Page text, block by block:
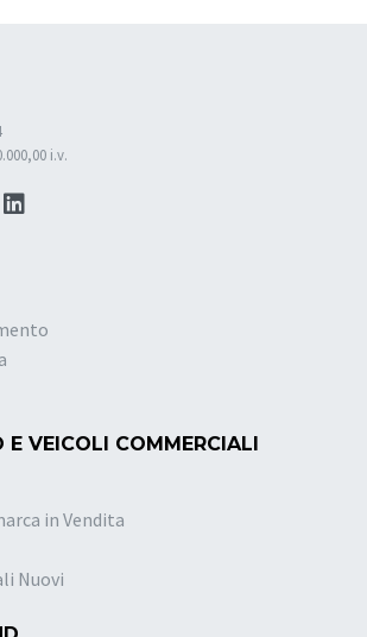
i.v.
E VEICOLI COMMERCIALI
in Vendita
Nuovi